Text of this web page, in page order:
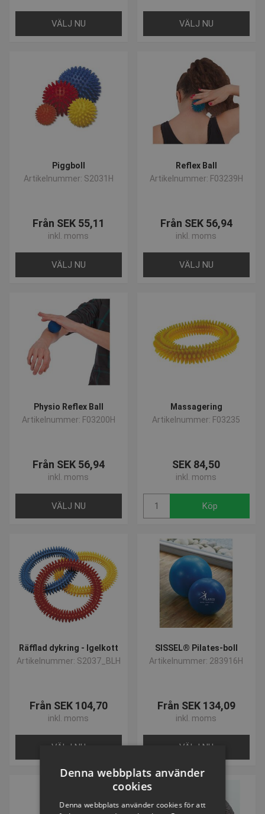
VÄLJ NU VÄLJ NU
Piggboll
Artikelnummer: S2031H
Från SEK 55,11
inkl. moms
VÄLJ NU
Reflex Ball
Artikelnummer: F03239H
Från SEK 56,94
inkl. moms
VÄLJ NU
Physio Reflex Ball
Artikelnummer: F03200H
Från SEK 56,94
inkl. moms
VÄLJ NU
Massagering
Artikelnummer: F03235
SEK 84,50
inkl. moms
Köp
Räfflad dykring - Igelkott
Artikelnummer: S2037_BLH
Från SEK 104,70
inkl. moms
VÄLJ NU
SISSEL® Pilates-boll
Artikelnummer: 283916H
Från SEK 134,09
inkl. moms
VÄLJ NU
Denna webbplats använder
cookies
Denna webbplats använder cookies för att